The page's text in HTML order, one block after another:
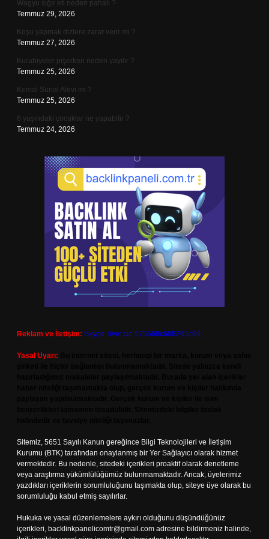
Wagyu sığır eti neden pahalı ?
Temmuz 29, 2026
Koşu yapmak dizlere zarar verir mi ?
Temmuz 27, 2026
Kurabiyeler pişerken neden yayılır ?
Temmuz 25, 2026
Kemal Sunal Alevi mi ?
Temmuz 25, 2026
6 yaşındaki çocuklar ne yapabilir ?
Temmuz 24, 2026
Reklam ve İletişim: Skype: live:.cid.575569c608265c69
Yasal Uyarı:
Sitemiz, 5651 Sayılı Kanun gereğince Bilgi Teknolojileri ve İletişim
Kurumu (BTK) tarafından onaylanmış bir Yer Sağlayıcı olarak hizmet
vermektedir. Bu nedenle, sitedeki içerikleri proaktif olarak denetleme
veya araştırma yükümlülüğümüz bulunmamaktadır. Ancak, üyelerimiz
yazdıkları içeriklerin sorumluluğunu taşımakta olup, siteye üye olarak bu
sorumluluğu kabul etmiş sayılırlar.
Hukuka ve yasal düzenlemelere aykırı olduğunu düşündüğünüz
içerikleri, backlinkpanelicomtr@gmail.com adresine bildirmeniz halinde,